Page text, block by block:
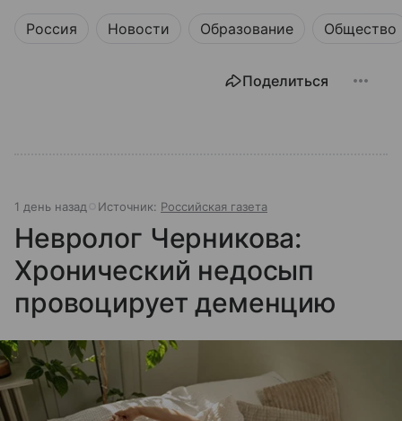
Россия Новости Образование Общество
Поделиться
1 день назад Источник: Российская газета
Невролог Черникова:
Хронический недосып
провоцирует деменцию